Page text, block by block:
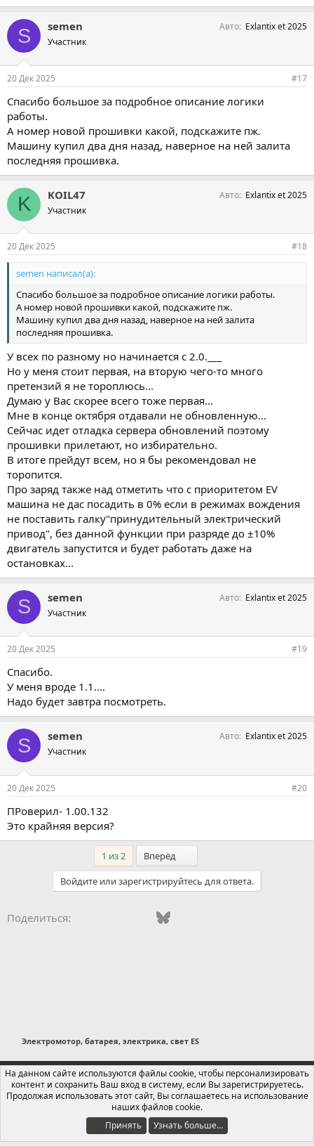
S semen
Участник
Авто Exlantix et 2025
20 Дек 2025 #17
Спасибо большое за подробное описание логики
работы.
А номер новой прошивки какой, подскажите пж.
Машину купил два дня назад, наверное на ней залита
последняя прошивка.
K KOIL47
Участник
Авто Exlantix et 2025
20 Дек 2025 #18
semen написал(а):
Спасибо большое за подробное описание логики работы.
А номер новой прошивки какой, подскажите пж.
Машину купил два дня назад, наверное на ней залита
последняя прошивка.
У всех по разному но начинается с 2.0.___
Но у меня стоит первая, на вторую чего-то много
претензий я не тороплюсь...
Думаю у Вас скорее всего тоже первая...
Мне в конце октября отдавали не обновленную...
Сейчас идет отладка сервера обновлений поэтому
прошивки прилетают, но избирательно.
В итоге прейдут всем, но я бы рекомендовал не
торопится.
Про заряд также над отметить что с приоритетом EV
машина не дас посадить в 0% если в режимах вождения
не поставить галку"принудительный электрический
привод", без данной функции при разряде до ±10%
двигатель запустится и будет работать даже на
остановках...
S semen
Участник
Авто Exlantix et 2025
20 Дек 2025 #19
Спасибо.
У меня вроде 1.1....
Надо будет завтра посмотреть.
S semen
Участник
Авто Exlantix et 2025
20 Дек 2025 #20
ПРоверил- 1.00.132
Это крайняя версия?
1 из 2 Вперёд
Войдите или зарегистрируйтесь для ответа.
Поделиться: Odnoklassniki
Mail.ruBluesky
Электромотор, батарея, электрика, свет ES
Russian (RU)
Обратная связь
Условия и правила
Политика конфиденциальности
Помощь
Локализация от xenForo.Info®
На данном сайте используются файлы cookie, чтобы персонализировать
контент и сохранить Ваш вход в систему, если Вы зарегистрируетесь.
Продолжая использовать этот сайт, Вы соглашаетесь на использование
наших файлов cookie.
Принять
Узнать больше…